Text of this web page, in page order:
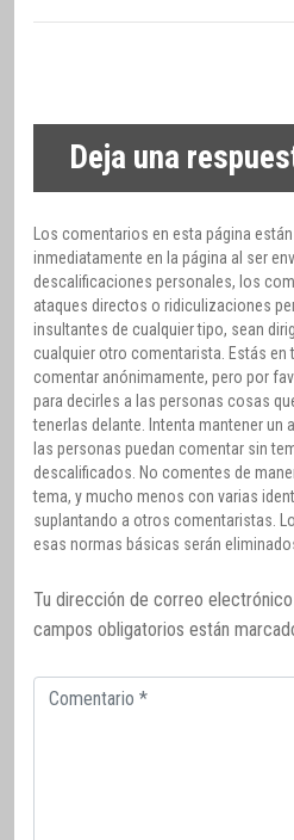
Deja una
Los comentarios en esta página
inmediatamente en la página al ser
descalificaciones personales, los
ataques directos o ridiculizaciones
insultantes de cualquier tipo, sean
cualquier otro comentarista. Estás en
comentar anónimamente, pero por
para decirles a las personas cosas
tenerlas delante. Intenta mantener un
las personas puedan comentar sin
descalificados. No comentes de
tema, y mucho menos con varias
suplantando a otros comentaristas.
esas normas básicas serán
Tu dirección de correo electrónico
campos obligatorios están
Comentario